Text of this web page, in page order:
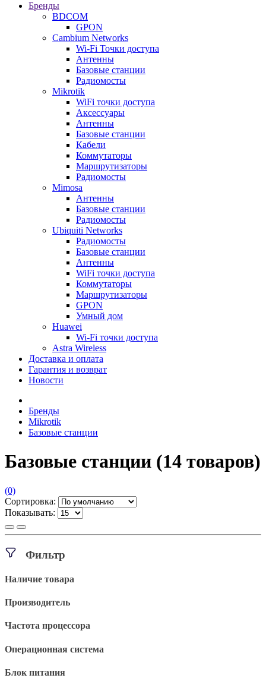
Бренды
BDCOM
GPON
Cambium Networks
Wi-Fi Точки доступа
Антенны
Базовые станции
Радиомосты
Mikrotik
WiFi точки доступа
Аксессуары
Антенны
Базовые станции
Кабели
Коммутаторы
Маршрутизаторы
Радиомосты
Mimosa
Антенны
Базовые станции
Радиомосты
Ubiquiti Networks
Радиомосты
Базовые станции
Антенны
WiFi точки доступа
Коммутаторы
Маршрутизаторы
GPON
Умный дом
Huawei
Wi-Fi точки доступа
Astra Wireless
Доставка и оплата
Гарантия и возврат
Новости
Бренды
Mikrotik
Базовые станции
Базовые станции (14 товаров)
(0)
Сортировка:
Показывать:
Фильтр
Наличие товара
Производитель
Частота процессора
Операционная система
Блок питания